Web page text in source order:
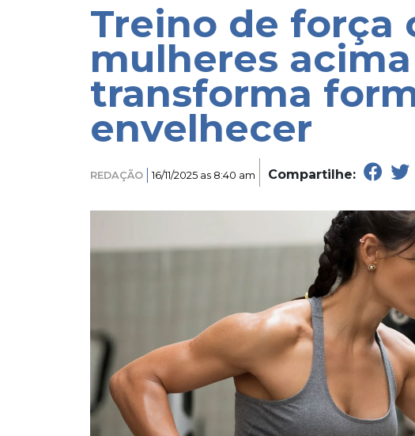
Treino de força
mulheres
transforma
envelhecer
REDAÇÃO 16/11/2025 as 8:40 am Compartilhe: